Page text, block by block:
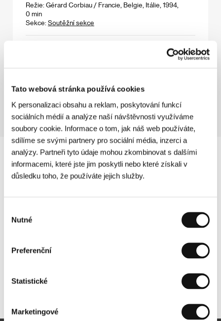
Tato webová stránka používá cookies
K personalizaci obsahu a reklam, poskytování funkcí
sociálních médií a analýze naší návštěvnosti využíváme
soubory cookie. Informace o tom, jak náš web používáte,
sdílíme se svými partnery pro sociální média, inzerci a
analýzy. Partneři tyto údaje mohou zkombinovat s dalšími
informacemi, které jste jim poskytli nebo které získali v
důsledku toho, že používáte jejich služby.
souhlasu
Nutné
Preferenční
Statistické
Marketingové
Režie: Gérard Corbiau / Francie, Belgie, Itálie, 1994,
0 min
Sekce: Soutěžní sekce
Sekce:Dokumenty z konce války